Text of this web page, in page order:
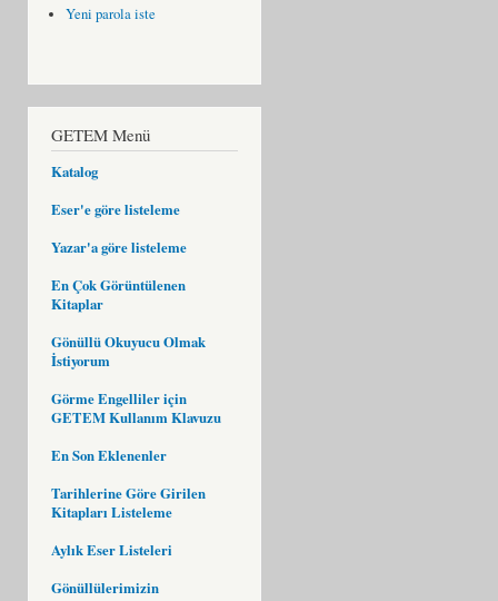
Yeni parola iste
GETEM Menü
Katalog
Eser'e göre listeleme
Yazar'a göre listeleme
En Çok Görüntülenen
Kitaplar
Gönüllü Okuyucu Olmak
İstiyorum
Görme Engelliler için
GETEM Kullanım Klavuzu
En Son Eklenenler
Tarihlerine Göre Girilen
Kitapları Listeleme
Aylık Eser Listeleri
Gönüllülerimizin